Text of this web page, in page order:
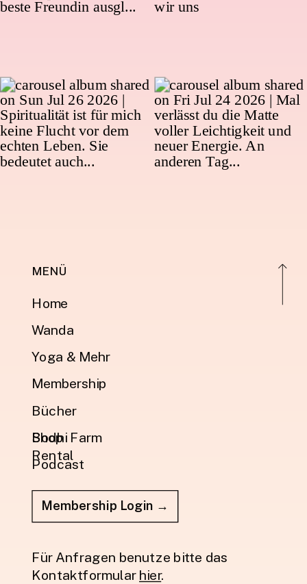
MENÜ
Home
Wanda
Yoga & Mehr
Shop
Bücher
Podcast
Für Anfragen benutze bitte das
Kontaktformular hier.
Membership
Membership Login →
Bodhi Farm
Rental